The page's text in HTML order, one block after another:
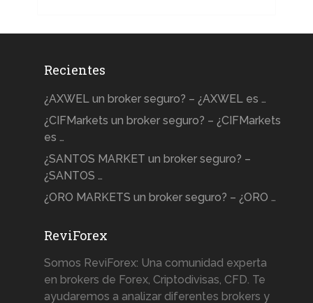
Recientes
¿AXWEL un broker seguro? – ¿AXWEL es …
¿CIFMarkets un broker seguro? – ¿CIFMarkets
es …
¿SANTOS MARKET un broker seguro? –
¿SANTOS …
¿ORO MARKETS un broker seguro? – ¿ORO …
ReviForex
Somos ReviForex: Una comunidad experta
en brokers de Forex, Criptodivisas, CFD. Te
ayudaremos a analizar diferentes brokers y